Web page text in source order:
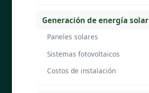
Generación de energía solar
Paneles solares
Sistemas fotovoltaicos
Costos de instalación